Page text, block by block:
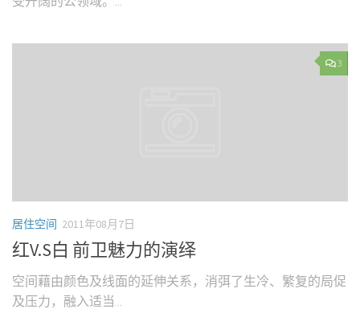
3
居住空间 2011年08月7日
红V.S白 前卫魅力的演绎
空间藉由颜色及线面的延伸关系，消弭了生冷、繁复的局促
及压力，融入适当...